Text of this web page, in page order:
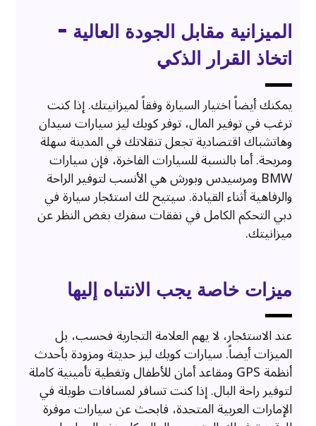
الميزانية مقابل الجودة العالية -
اتخاذ القرار الذكي
يمكنك أيضاً اختيار السيارة وفقاً لميزانيتك. إذا كنت
ترغب في توفير المال، توفر كويك ليز سيارات سيدان
وهاتشباك اقتصادية تجعل تنقلاتك في المدينة سهلة
ومريحة. أما بالنسبة للسيارات الفاخرة، فإن سيارات
BMW ومرسيدس وبورش هي الأنسب لتوفير الراحة
والرفاهية أثناء القيادة. سيتيح لك استئجار سيارة في
دبي التحكم الكامل في نفقات سفرك بغض النظر عن
ميزانيتك.
ميزات خاصة يجب الانتباه إليها
عند الاستئجار، لا يهم العلامة التجارية فحسب، بل
الميزات أيضاً. سيارات كويك ليز حديثة ومزودة بأحدث
أنظمة GPS ومقاعد أمان للأطفال وتغطية تأمينية كاملة
لتوفير راحة البال. إذا كنت تسافر لمسافات طويلة في
الإمارات العربية المتحدة، فابحث عن سيارات موفرة